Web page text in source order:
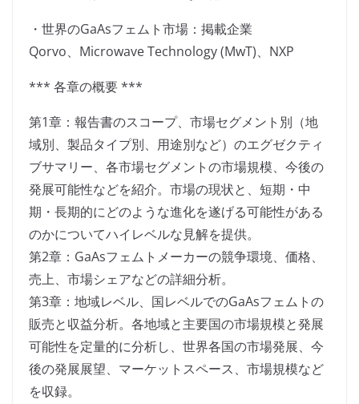
・世界のGaAsフェムト市場：掲載企業
Qorvo、Microwave Technology (MwT)、NXP
*** 各章の概要 ***
第1章：報告書のスコープ、市場セグメント別（地
域別、製品タイプ別、用途別など）のエグゼクティ
ブサマリー、各市場セグメントの市場規模、今後の
発展可能性などを紹介。市場の現状と、短期・中
期・長期的にどのような進化を遂げる可能性がある
のかについてハイレベルな見解を提供。
第2章：GaAsフェムトメーカーの競争環境、価格、
売上、市場シェアなどの詳細分析。
第3章：地域レベル、国レベルでのGaAsフェムトの
販売と収益分析。各地域と主要国の市場規模と発展
可能性を定量的に分析し、世界各国の市場発展、今
後の発展展望、マーケットスペース、市場規模など
を収録。